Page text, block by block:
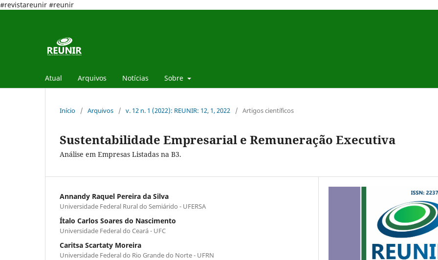
#revistareunir #reunir
Atual Arquivos Notícias Sobre
Início / Arquivos / v. 12 n. 1 (2022): REUNIR: 12, 1, 2022 / Artigos científicos
Sustentabilidade Empresarial e Remuneração Executiva
Análise em Empresas Listadas na B3.
Annandy Raquel Pereira da Silva
Universidade Federal Rural do Semiárido - UFERSA
Ítalo Carlos Soares do Nascimento
Universidade Federal do Ceará - UFC
Caritsa Scartaty Moreira
Universidade Federal do Rio Grande do Norte - UFRN